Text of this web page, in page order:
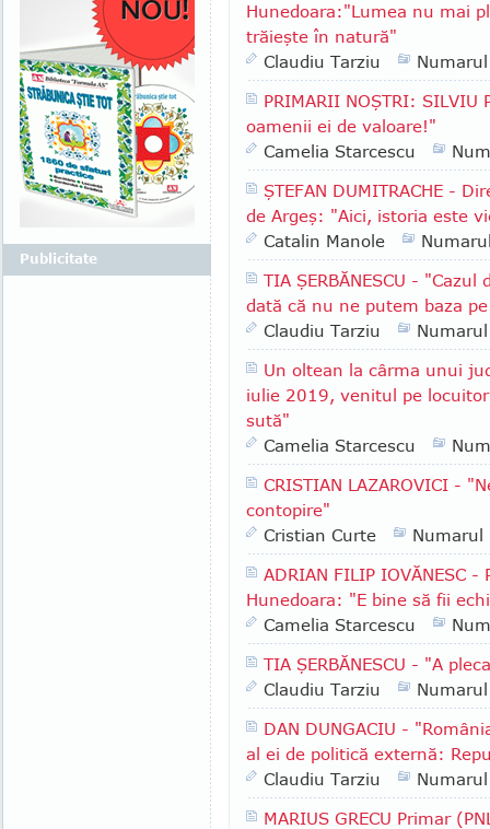
Hunedoara:"Lumea nu mai
trăieşte în natură"
Claudiu Tarziu
PRIMARII NOŞTRI: SILVIU
oamenii ei de valoare!"
Camelia Starcescu
ŞTEFAN DUMITRACHE -
de Argeş: "Aici, istoria este
Catalin Manole
TIA ŞERBĂNESCU -
dată că nu ne putem baza
Claudiu Tarziu
Un oltean la cârma unui
iulie 2019, venitul pe
sută"
Camelia Starcescu
CRISTIAN LAZAROVICI -
contopire"
Cristian Curte
Numarul
ADRIAN FILIP IOVĂNESC
Hunedoara: "E bine să fii
Camelia Starcescu
TIA ŞERBĂNESCU - "A
Claudiu Tarziu
DAN DUNGACIU -
al ei de politică externă:
Claudiu Tarziu
MARIUS GRECU Primar
Publicitate